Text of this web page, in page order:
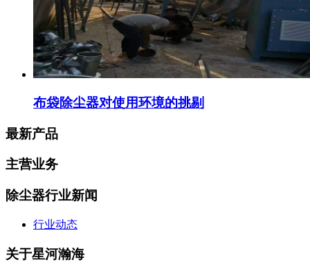
布袋除尘器对使用环境的挑剔
最新产品
主营业务
除尘器行业新闻
行业动态
关于星河瀚海